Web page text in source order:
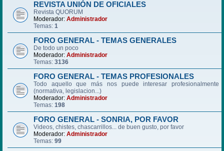
REVISTA UNIÓN DE OFICIALES
Revista QUORUM
Moderador: Administrador
Temas: 1
FORO GENERAL - TEMAS GENERALES
De todo un poco
Moderador: Administrador
Temas: 3136
FORO GENERAL - TEMAS PROFESIONALES
Todo aquello que más nos puede interesar profesionalmente
(normativa, legislacion...)
Moderador: Administrador
Temas: 198
FORO GENERAL - SONRIA, POR FAVOR
Videos, chistes, chascarrillos... de buen gusto, por favor
Moderador: Administrador
Temas: 99